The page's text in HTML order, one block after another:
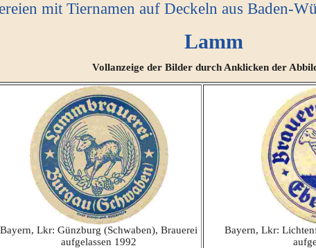
mit Tiernamen auf Deckeln aus Baden-
Lamm
Vollanzeige der Bilder durch Anklicken der
Bayern, Lkr: Günzburg (Schwaben), Brauerei
aufgelassen 1992
Bayern, Lkr: